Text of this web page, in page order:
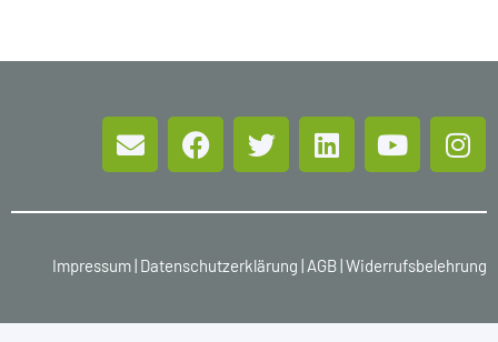
Impressum| Datenschutzerklärung | AGB|Widerrufsbelehrung